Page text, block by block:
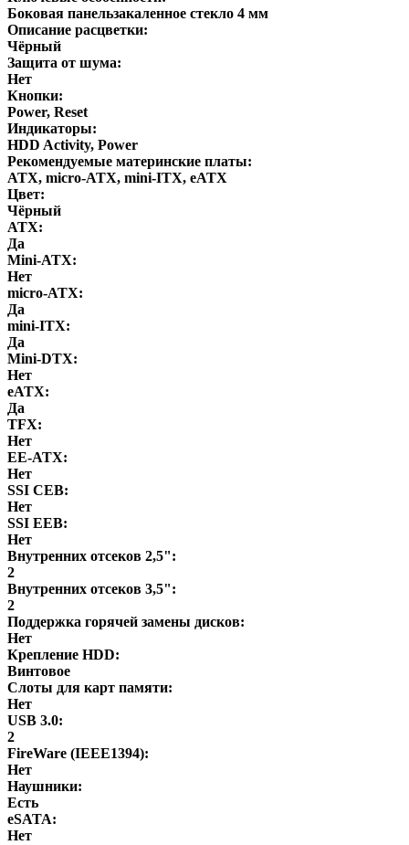
Боковая панельзакаленное стекло 4 мм
Описание расцветки:
Чёрный
Защита от шума:
Нет
Кнопки:
Power, Reset
Индикаторы:
HDD Activity, Power
Рекомендуемые материнские платы:
ATX, micro-ATX, mini-ITX, eATX
Цвет:
Чёрный
ATX:
Да
Mini-ATX:
Нет
micro-ATX:
Да
mini-ITX:
Да
Mini-DTX:
Нет
eATX:
Да
ТFХ:
Нет
EE-ATX:
Нет
SSI CEB:
Нет
SSI EEB:
Нет
Внутренних отсеков 2,5":
2
Внутренних отсеков 3,5":
2
Поддержка горячей замены дисков:
Нет
Крепление HDD:
Винтовое
Слоты для карт памяти:
Нет
USB 3.0:
2
FireWare (IEEE1394):
Нет
Наушники:
Есть
eSATA:
Нет